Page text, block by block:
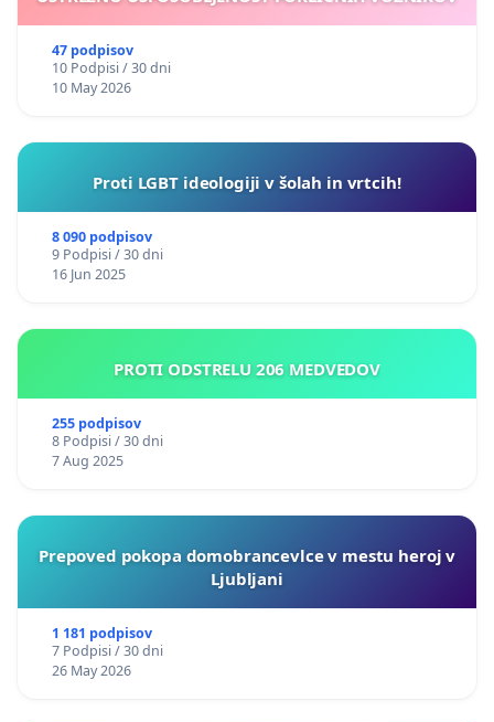
47 podpisov
10 Podpisi / 30 dni
10 May 2026
Proti LGBT ideologiji v šolah in vrtcih!
8 090 podpisov
9 Podpisi / 30 dni
16 Jun 2025
PROTI ODSTRELU 206 MEDVEDOV
255 podpisov
8 Podpisi / 30 dni
7 Aug 2025
Prepoved pokopa domobrancevlce v mestu heroj v
Ljubljani
1 181 podpisov
7 Podpisi / 30 dni
26 May 2026